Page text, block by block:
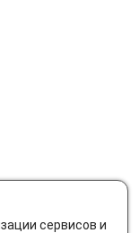
сервисов и